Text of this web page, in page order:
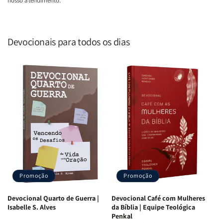
Devocionais para todos os dias
Promoção
Devocional Quarto de Guerra |
Isabelle S. Alves
Promoção
Devocional Café com Mulheres
da Bíblia | Equipe Teológica
Penkal